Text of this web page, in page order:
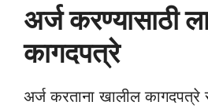
अर्ज करण्यासाठी
कागदपत्रे
अर्ज करताना खालील